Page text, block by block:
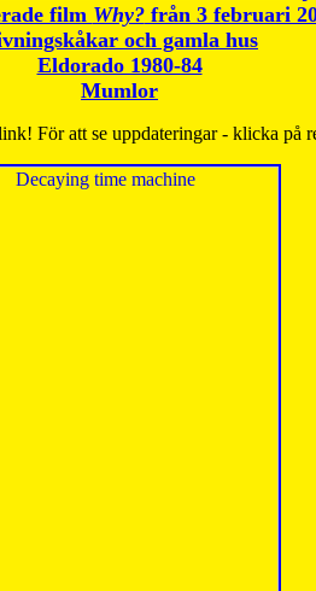
film Why?från 3 februari
och gamla hus
Eldorado 1980-84
Mumlor
För att se uppdateringar - klicka på